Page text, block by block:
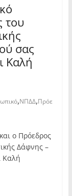
του
σας
Καλή
,ΝΠΔΔ,Πρόε
ο Πρόεδρος
Δάφνης –
Καλή